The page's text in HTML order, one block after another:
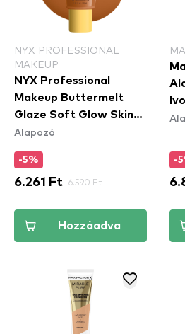
NYX PROFESSIONAL
MAKEUP
NYX Professional
Makeup Buttermelt
Glaze Soft Glow Skin
Tint SPF30 - Praline
Alapozó
-5%
6.261 Ft 6.590 Ft
Hozzáadva
-